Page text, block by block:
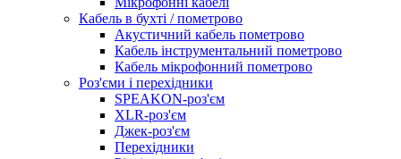
Кабель в бухті / пометрово
Акустичний кабель пометрово
Кабель інструментальний пометрово
Кабель мікрофонний пометрово
Роз'єми і перехідники
SPEAKON-роз'єм
XLR-роз'єм
Джек-роз'єм
Перехідники